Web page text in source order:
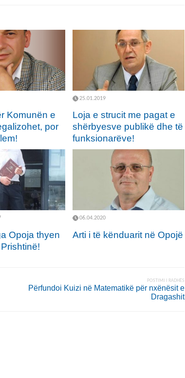
Komunën e
por
25.01.2019
Loja e strucit me pagat e
shërbyesve publikë dhe të
funksionarëve!
Opoja thyen
06.04.2020
Arti i të kënduarit në Opojë
POSTIMI I RADHËS
Përfundoi Kuizi në Matematikë për nxënësit e
Dragashit